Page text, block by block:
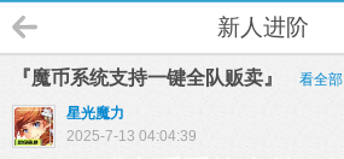
新人进阶
『魔币系统支持一键全队贩卖』
看全部
星光魔力
2025-7-13 04:04:39